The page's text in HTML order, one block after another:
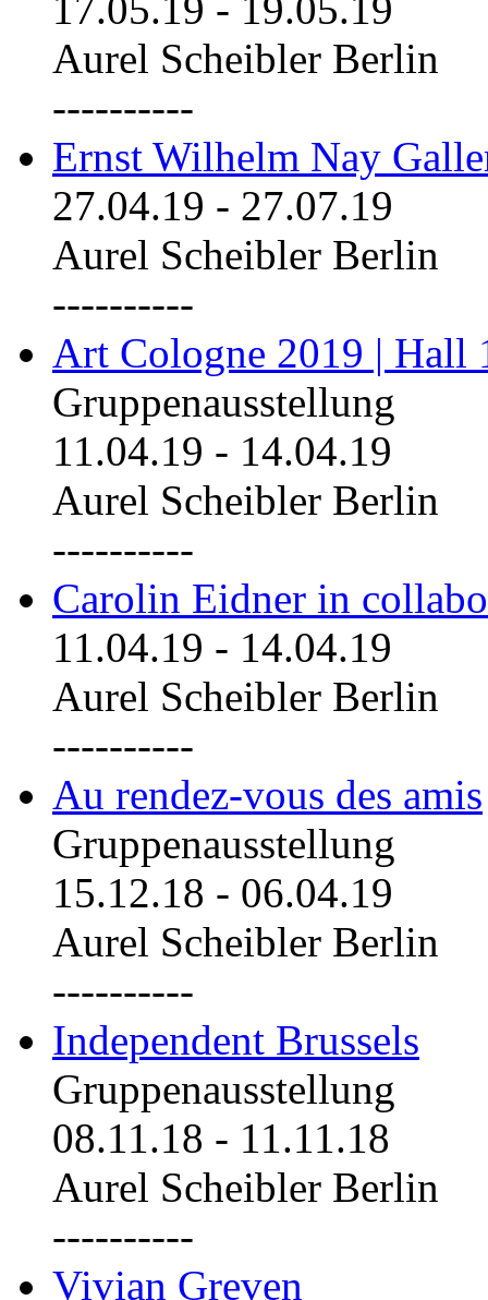
Aurel Scheibler Berlin
----------
Ernst Wilhelm Nay
27.04.19 - 27.07.19
Aurel Scheibler Berlin
----------
Art Cologne 2019 | Hall
Gruppenausstellung
11.04.19 - 14.04.19
Aurel Scheibler Berlin
----------
Carolin Eidner in
11.04.19 - 14.04.19
Aurel Scheibler Berlin
----------
Au rendez-vous des amis
Gruppenausstellung
15.12.18 - 06.04.19
Aurel Scheibler Berlin
----------
Independent Brussels
Gruppenausstellung
08.11.18 - 11.11.18
Aurel Scheibler Berlin
----------
Vivian Greven